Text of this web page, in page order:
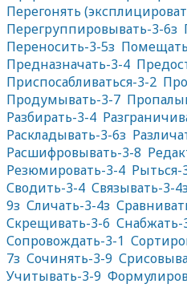
Перегонять
Перегруппировывать-3-6з
Переносить-3-5з
Предназначать-3-4
Приспосабливаться-3-2
Продумывать-3-7
Разбирать-3-4
Раскладывать-3-6з
Расшифровывать-3-8
Резюмировать-3-4 Рыться-
Сводить-3-4 Связывать-3-
9з Сличать-3-4з
Скрещивать-3-6 Снабжать-
Сопровождать-3-1
7з Сочинять-3-9
Учитывать-3-9